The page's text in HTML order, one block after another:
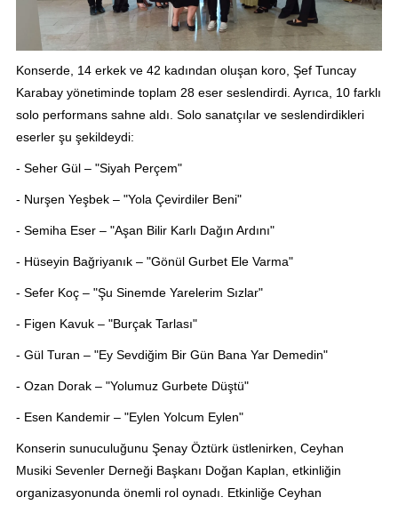
Konserde, 14 erkek ve 42 kadından oluşan koro, Şef Tuncay
Karabay yönetiminde toplam 28 eser seslendirdi. Ayrıca, 10 farklı
solo performans sahne aldı. Solo sanatçılar ve seslendirdikleri
eserler şu şekildeydi:
- Seher Gül – "Siyah Perçem"
- Nurşen Yeşbek – "Yola Çevirdiler Beni"
- Semiha Eser – "Aşan Bilir Karlı Dağın Ardını"
- Hüseyin Bağriyanık – "Gönül Gurbet Ele Varma"
- Sefer Koç – "Şu Sinemde Yarelerim Sızlar"
- Figen Kavuk – "Burçak Tarlası"
- Gül Turan – "Ey Sevdiğim Bir Gün Bana Yar Demedin"
- Ozan Dorak – "Yolumuz Gurbete Düştü"
- Esen Kandemir – "Eylen Yolcum Eylen"
Konserin sunuculuğunu Şenay Öztürk üstlenirken, Ceyhan
Musiki Sevenler Derneği Başkanı Doğan Kaplan, etkinliğin
organizasyonunda önemli rol oynadı. Etkinliğe Ceyhan